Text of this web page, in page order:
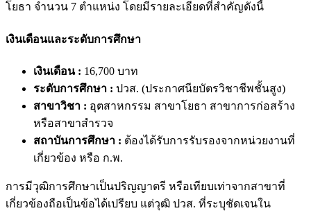
โยธา จำนวน 7 ตำแหน่ง โดยมีรายละเอียดที่สำคัญดังนี้
เงินเดือนและระดับการศึกษา
เงินเดือน : 16,700 บาท
ระดับการศึกษา : ปวส. (ประกาศนียบัตรวิชาชีพชั้นสูง)
สาขาวิชา : อุตสาหกรรม สาขาโยธา สาขาการก่อสร้าง
หรือสาขาสำรวจ
สถาบันการศึกษา : ต้องได้รับการรับรองจากหน่วยงานที่
เกี่ยวข้อง หรือ ก.พ.
การมีวุฒิการศึกษาเป็นปริญญาตรี หรือเทียบเท่าจากสาขาที่
เกี่ยวข้องถือเป็นข้อได้เปรียบ แต่วุฒิ ปวส. ที่ระบุชัดเจนใน